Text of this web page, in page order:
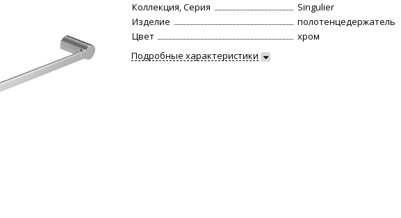
Коллекция, Серия
Singulier
Изделие
полотенцедержатель
Цвет
хром
Подробные характеристики